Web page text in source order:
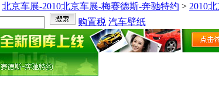
北京车展-2010北京车展-梅赛德斯-奔驰特约 > 2010
购置税 汽车壁纸